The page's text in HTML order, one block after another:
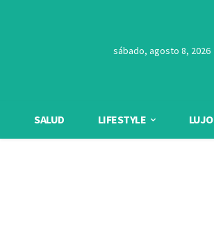
sábado, agosto 8, 2026
SALUD LIFESTYLE LUJO